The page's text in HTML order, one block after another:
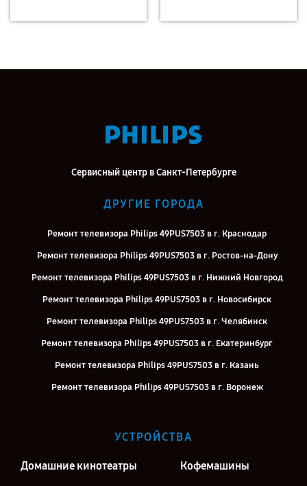
Сервисный центр в Санкт-Петербурге
ДРУГИЕ ГОРОДА
Ремонт телевизора Philips 49PUS7503 в г. Краснодар
Ремонт телевизора Philips 49PUS7503 в г. Ростов-на-Дону
Ремонт телевизора Philips 49PUS7503 в г. Нижний Новгород
Ремонт телевизора Philips 49PUS7503 в г. Новосибирск
Ремонт телевизора Philips 49PUS7503 в г. Челябинск
Ремонт телевизора Philips 49PUS7503 в г. Екатеринбург
Ремонт телевизора Philips 49PUS7503 в г. Казань
Ремонт телевизора Philips 49PUS7503 в г. Воронеж
Ремонт телевизора Philips 49PUS7503 в г. Киров
УСТРОЙСТВА
Домашние кинотеатры Кофемашины